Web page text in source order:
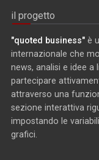
il progetto
"quoted business" è
internazionale che
news, analisi e idee a
partecipare
attraverso una
sezione interattiva
impostando le
grafici.